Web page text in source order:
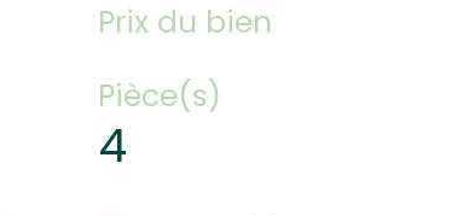
Prix du bien
Pièce(s)
4